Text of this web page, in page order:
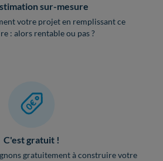
sur-mesure
votre projet en remplissant ce
: alors rentable ou pas ?
C'est gratuit !
gratuitement à construire votre